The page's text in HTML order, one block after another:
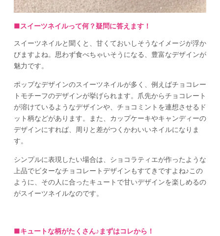
■スイーツネイルって何？疑問に答えます！
スイーツネイルと聞くと、甘くておいしそうなイメージが浮か
びますよね。思わず食べちゃいそうになる、豊富なデザインが
魅力です。
ポップなデザインのスイーツネイルが多く、例えばチョコレー
トモチーフのデザインが挙げられます。爪先からチョコレート
が溶けているようなデザインや、チョコミントを連想させるド
ット柄などがあります。また、カップケーキやキャンディーの
デザインにすれば、周りと差がつくかわいいネイルになりま
す。
シンプルに表現したい場合は、ショコラティエが作ったような
上品でビターなチョコレートデザインもすてきですよね♪この
ように、その人に合ったキュートで甘いデザインを楽しめるの
がスイーツネイルなのです。
■キュートな柄がたくさん♪まずはコレから！